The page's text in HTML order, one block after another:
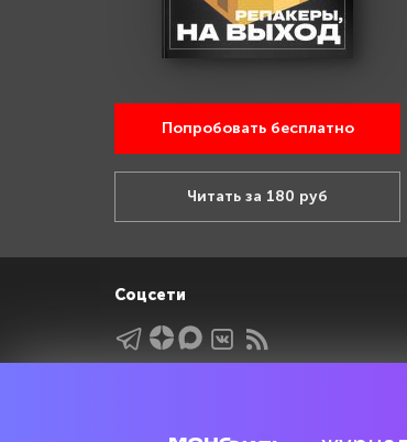
Попробовать бесплатно
Читать за 180 руб
Соцсети